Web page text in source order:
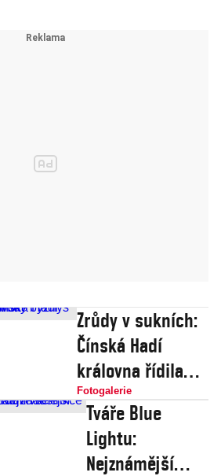
Zrůdy v sukních:
Čínská Hadí
královna řídila
obrovský byznys
s pašováním
imigrantů
Fotogalerie
Tváře Blue
Lightu:
Nejznámější